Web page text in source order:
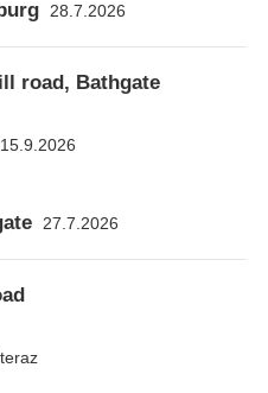
28.7.2026
road, Bathgate
27.7.2026